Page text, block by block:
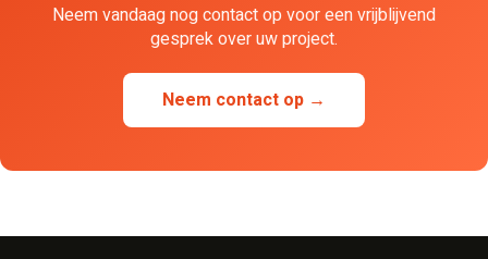
Neem vandaag nog contact op voor een vrijblijvend
gesprek over uw project.
Neem contact op →